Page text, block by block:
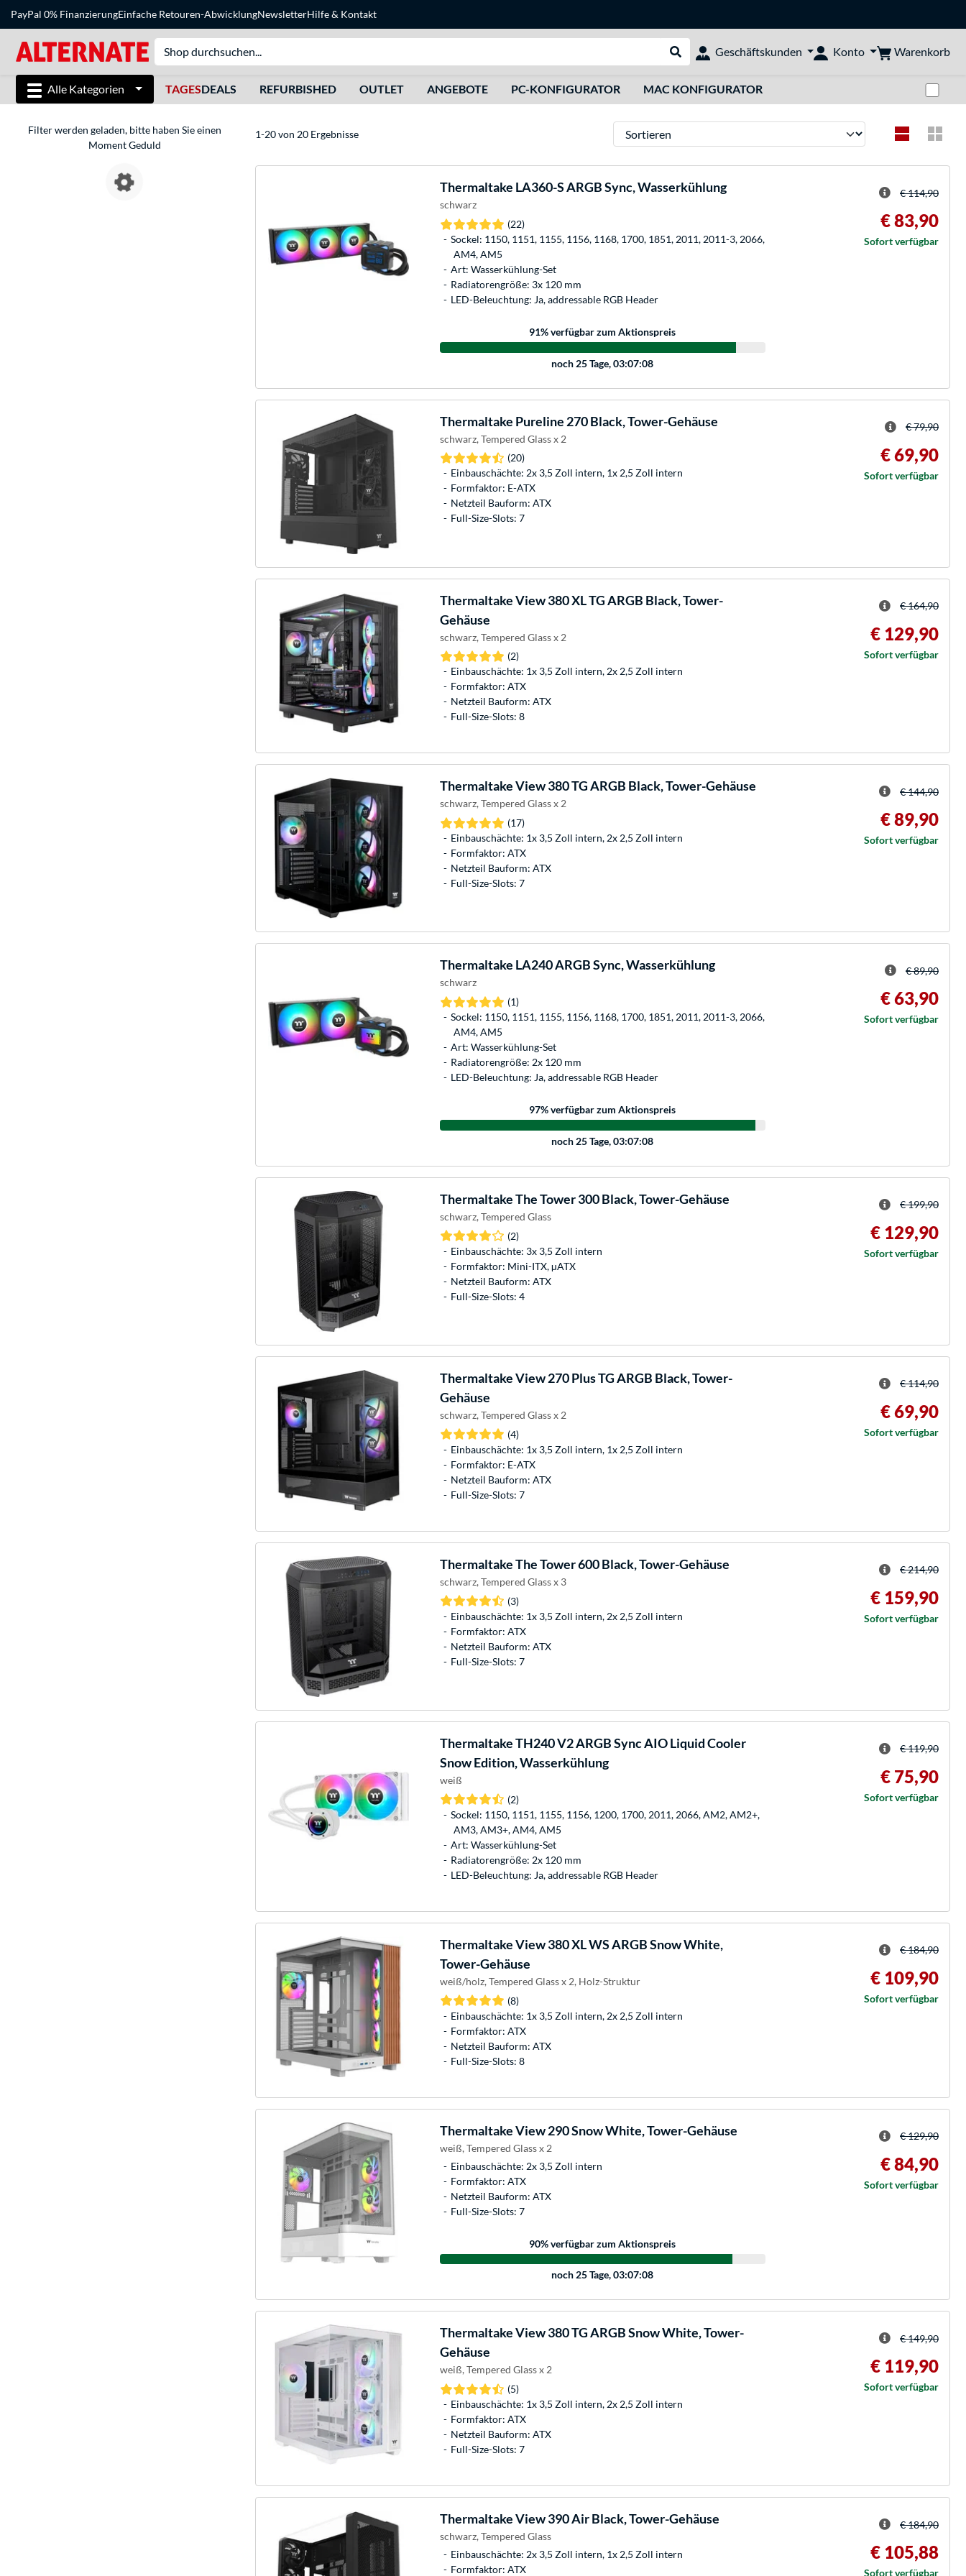
PayPal 0% FinanzierungEinfache Retouren-AbwicklungNewsletterHilfe& Kontakt
Suche durchführen
Geschäftskunden Konto Warenkorb
Alle Kategorien TAGESDEALS REFURBISHED OUTLET ANGEBOTE PC-KONFIGURATOR MAC KONFIGURATOR
Filter werden geladen, bitte haben Sie einen
Moment Geduld
1-20 von 20 Ergebnisse Sortieren
Thermaltake LA360-S ARGB Sync, Wasserkühlung
schwarz
(22)
Sockel: 1150, 1151, 1155, 1156, 1168, 1700, 1851, 2011, 2011-3, 2066,
AM4, AM5
Art: Wasserkühlung-Set
Radiatorengröße: 3x 120 mm
LED-Beleuchtung: Ja, addressable RGB Header
91% verfügbar zum Aktionspreis
noch 25 Tage, 03:07:08
€ 114,90
€ 83,90
Sofort verfügbar
Thermaltake Pureline 270 Black, Tower-Gehäuse
schwarz, Tempered Glass x 2
(20)
Einbauschächte: 2x 3,5 Zoll intern, 1x 2,5 Zoll intern
Formfaktor: E-ATX
Netzteil Bauform: ATX
Full-Size-Slots: 7
€ 79,90
€ 69,90
Sofort verfügbar
ThermaltakeView 380 XL TG ARGB Black, Tower-
Gehäuse
schwarz, Tempered Glass x 2
(2)
Einbauschächte: 1x 3,5 Zoll intern, 2x 2,5 Zoll intern
Formfaktor: ATX
Netzteil Bauform: ATX
Full-Size-Slots: 8
€ 164,90
€ 129,90
Sofort verfügbar
ThermaltakeView 380 TG ARGB Black, Tower-Gehäuse
schwarz, Tempered Glass x 2
(17)
Einbauschächte: 1x 3,5 Zoll intern, 2x 2,5 Zoll intern
Formfaktor: ATX
Netzteil Bauform: ATX
Full-Size-Slots: 7
€ 144,90
€ 89,90
Sofort verfügbar
Thermaltake LA240 ARGB Sync, Wasserkühlung
schwarz
(1)
Sockel: 1150, 1151, 1155, 1156, 1168, 1700, 1851, 2011, 2011-3, 2066,
AM4, AM5
Art: Wasserkühlung-Set
Radiatorengröße: 2x 120 mm
LED-Beleuchtung: Ja, addressable RGB Header
97% verfügbar zum Aktionspreis
noch 25 Tage, 03:07:08
€ 89,90
€ 63,90
Sofort verfügbar
ThermaltakeThe Tower 300 Black, Tower-Gehäuse
schwarz, Tempered Glass
(2)
Einbauschächte: 3x 3,5 Zoll intern
Formfaktor: Mini-ITX, µATX
Netzteil Bauform: ATX
Full-Size-Slots: 4
€ 199,90
€ 129,90
Sofort verfügbar
ThermaltakeView 270 Plus TG ARGB Black, Tower-
Gehäuse
schwarz, Tempered Glass x 2
(4)
Einbauschächte: 1x 3,5 Zoll intern, 1x 2,5 Zoll intern
Formfaktor: E-ATX
Netzteil Bauform: ATX
Full-Size-Slots: 7
€ 114,90
€ 69,90
Sofort verfügbar
ThermaltakeThe Tower 600 Black, Tower-Gehäuse
schwarz, Tempered Glass x 3
(3)
Einbauschächte: 1x 3,5 Zoll intern, 2x 2,5 Zoll intern
Formfaktor: ATX
Netzteil Bauform: ATX
Full-Size-Slots: 7
€ 214,90
€ 159,90
Sofort verfügbar
ThermaltakeTH240 V2 ARGB Sync AIO Liquid Cooler
Snow Edition, Wasserkühlung
weiß
(2)
Sockel: 1150, 1151, 1155, 1156, 1200, 1700, 2011, 2066, AM2, AM2+,
AM3, AM3+, AM4, AM5
Art: Wasserkühlung-Set
Radiatorengröße: 2x 120 mm
LED-Beleuchtung: Ja, addressable RGB Header
€ 119,90
€ 75,90
Sofort verfügbar
ThermaltakeView 380 XL WS ARGB Snow White,
Tower-Gehäuse
weiß/holz, Tempered Glass x 2, Holz-Struktur
(8)
Einbauschächte: 1x 3,5 Zoll intern, 2x 2,5 Zoll intern
Formfaktor: ATX
Netzteil Bauform: ATX
Full-Size-Slots: 8
€ 184,90
€ 109,90
Sofort verfügbar
ThermaltakeView 290 Snow White, Tower-Gehäuse
weiß, Tempered Glass x 2
Einbauschächte: 2x 3,5 Zoll intern
Formfaktor: ATX
Netzteil Bauform: ATX
Full-Size-Slots: 7
90% verfügbar zum Aktionspreis
noch 25 Tage, 03:07:08
€ 129,90
€ 84,90
Sofort verfügbar
ThermaltakeView 380 TG ARGB Snow White, Tower-
Gehäuse
weiß, Tempered Glass x 2
(5)
Einbauschächte: 1x 3,5 Zoll intern, 2x 2,5 Zoll intern
Formfaktor: ATX
Netzteil Bauform: ATX
Full-Size-Slots: 7
€ 149,90
€ 119,90
Sofort verfügbar
ThermaltakeView 390 Air Black, Tower-Gehäuse
schwarz, Tempered Glass
Einbauschächte: 2x 3,5 Zoll intern, 1x 2,5 Zoll intern
Formfaktor: ATX
€ 184,90
€ 105,88
Sofort verfügbar